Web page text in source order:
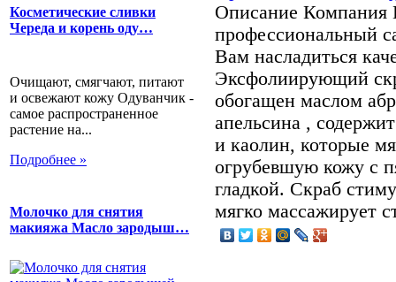
Косметические сливки
Череда и корень оду…
Очищают, смягчают, питают
и освежают кожу Одуванчик -
самое распространенное
растение на...
Подробнее »
Молочко для снятия
макияжа Масло зародыш…
Описание Компания
профессиональный
Вам насладиться
Эксфолиирующий
обогащен маслом
апельсина ,
и каолин, которые
огрубевшую кожу с
гладкой. Скраб
мягко массажирует